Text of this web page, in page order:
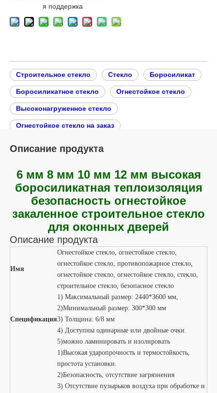
я поддержка
Строительное стекло Стекло Боросиликат
Боросиликатное стекло Огнестойкое стекло
Высоконагруженное стекло
Огнестойкое стекло на заказ
Противопожарное стекло
Описание продукта
6 мм 8 мм 10 мм 12 мм высокая
боросиликатная теплоизоляция
безопасность огнестойкое
закаленное строительное стекло
для оконных дверей
Описание продукта
Имя
Огнестойкое стекло, огнестойкое стекло,
огнестойкое стекло, противопожарное стекло,
огнестойкое стекло, огнестойкое стекло, стекло,
строительное стекло, безопасное стекло
Спецификация
1) Максимальный размер: 2440*3600 мм,
2)Минимальный размер: 300*300 мм
3) Толщина: 6/8 мм
4) Доступны одинарные или двойные очки.
5)можно ламинировать и изолировать
1)Высокая ударопрочность и термостойкость,
простота установки.
2)Безопасность, отсутствие загрязнения
3) Отсутствие пузырьков воздуха при обработке и